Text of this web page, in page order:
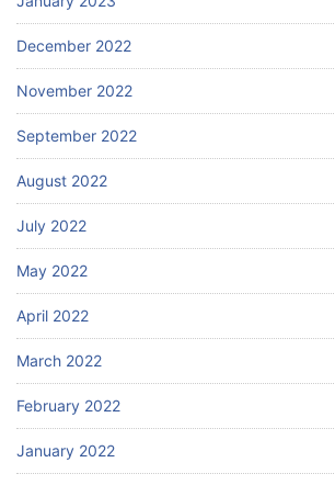
December 2022
November 2022
September 2022
August 2022
July 2022
May 2022
April 2022
March 2022
February 2022
January 2022